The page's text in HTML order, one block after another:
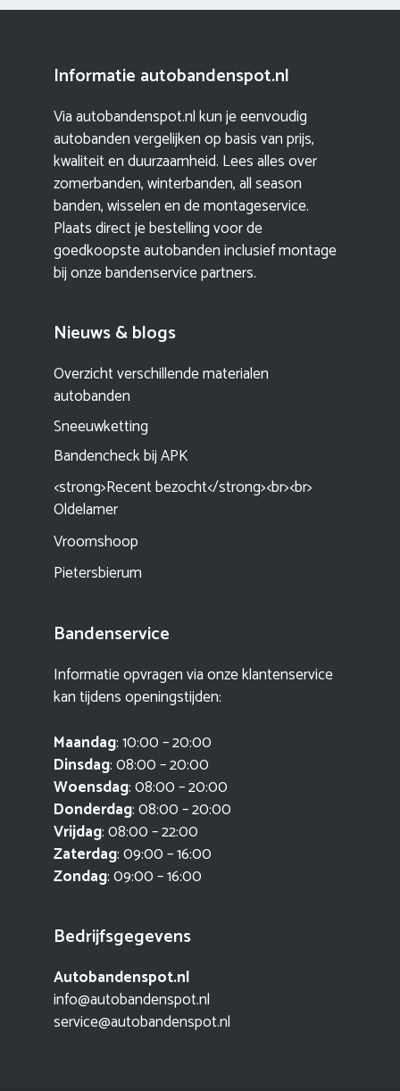
Informatie autobandenspot.nl
Via autobandenspot.nl kun je eenvoudig
autobanden vergelijken op basis van prijs,
kwaliteit en duurzaamheid. Lees alles over
zomerbanden, winterbanden, all season
banden, wisselen en de montageservice.
Plaats direct je bestelling voor de
goedkoopste autobanden inclusief montage
bij onze bandenservice partners.
Nieuws & blogs
Overzicht verschillende materialen
autobanden
Sneeuwketting
Bandencheck bij APK
<strong>Recent bezocht</strong><br><br>
Oldelamer
Vroomshoop
Pietersbierum
Bandenservice
Informatie opvragen via onze klantenservice
kan tijdens openingstijden:
Maandag: 10:00 – 20:00
Dinsdag: 08:00 – 20:00
Woensdag: 08:00 – 20:00
Donderdag: 08:00 – 20:00
Vrijdag: 08:00 – 22:00
Zaterdag: 09:00 – 16:00
Zondag: 09:00 – 16:00
Bedrijfsgegevens
Autobandenspot.nl
info@autobandenspot.nl
service@autobandenspot.nl